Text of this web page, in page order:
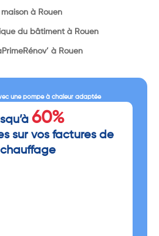
à Rouen
du bâtiment à Rouen
à Rouen
une pompe à chaleur adaptée
60%
sur vos factures de
chauffage